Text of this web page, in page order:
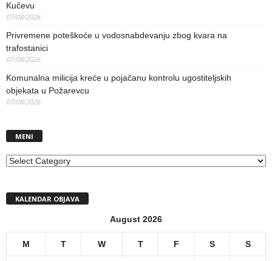
Kučevu
07/08/2026
Privremene poteškoće u vodosnabdevanju zbog kvara na
trafostanici
07/08/2026
Komunalna milicija kreće u pojačanu kontrolu ugostiteljskih
objekata u Požarevcu
07/08/2026
MENI
MENI
KALENDAR OBJAVA
August 2026
M T W T F S S